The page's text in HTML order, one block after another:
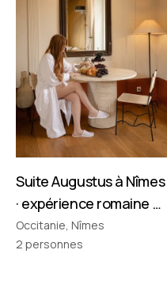
Suite Augustus à Nîmes
· expérience romaine &
cinéma privé
Occitanie, Nîmes
2 personnes